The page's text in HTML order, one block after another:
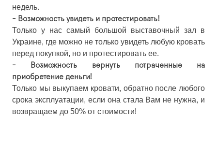
недель.
- Возможность увидеть и протестировать!
Только у нас самый большой выставочный зал в
Украине, где можно не только увидеть любую кровать
перед покупкой, но и протестировать ее.
- Возможность вернуть потраченные на
приобретение деньги!
Только мы выкупаем кровати, обратно после любого
срока эксплуатации, если она стала Вам не нужна, и
возвращаем до 50% от стоимости!